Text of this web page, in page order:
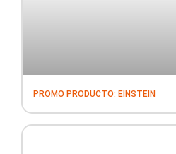
PROMO PRODUCTO: EINSTEIN